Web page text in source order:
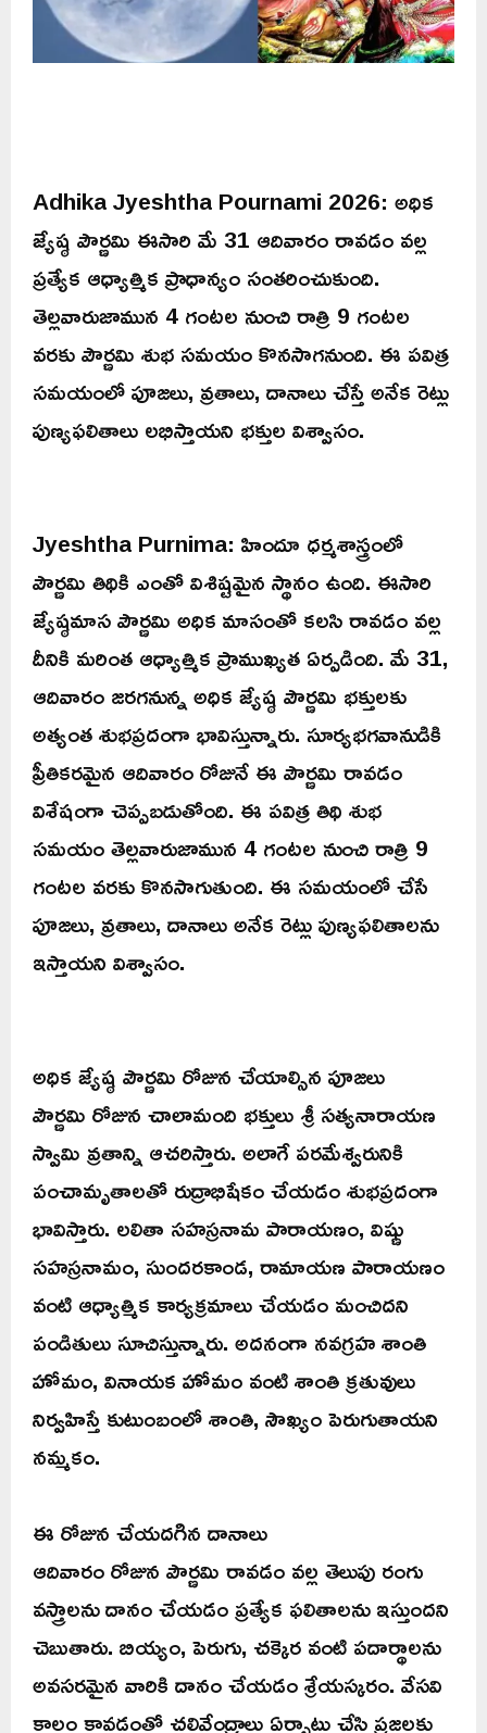
Adhika Jyeshtha Pournami 2026: అధిక
జ్యేష్ఠ పౌర్ణమి ఈసారి మే 31 ఆదివారం రావడం వల్ల
ప్రత్యేక ఆధ్యాత్మిక ప్రాధాన్యం సంతరించుకుంది.
తెల్లవారుజామున 4 గంటల నుంచి రాత్రి 9 గంటల
వరకు పౌర్ణమి శుభ సమయం కొనసాగనుంది. ఈ పవిత్ర
సమయంలో పూజలు, వ్రతాలు, దానాలు చేస్తే అనేక రెట్లు
పుణ్యఫలితాలు లభిస్తాయని భక్తుల విశ్వాసం.
Jyeshtha Purnima: హిందూ ధర్మశాస్త్రంలో
పౌర్ణమి తిథికి ఎంతో విశిష్టమైన స్థానం ఉంది. ఈసారి
జ్యేష్ఠమాస పౌర్ణమి అధిక మాసంతో కలసి రావడం వల్ల
దీనికి మరింత ఆధ్యాత్మిక ప్రాముఖ్యత ఏర్పడింది. మే 31,
ఆదివారం జరగనున్న అధిక జ్యేష్ఠ పౌర్ణమి భక్తులకు
అత్యంత శుభప్రదంగా భావిస్తున్నారు. సూర్యభగవానుడికి
ప్రీతికరమైన ఆదివారం రోజునే ఈ పౌర్ణమి రావడం
విశేషంగా చెప్పబడుతోంది. ఈ పవిత్ర తిథి శుభ
సమయం తెల్లవారుజామున 4 గంటల నుంచి రాత్రి 9
గంటల వరకు కొనసాగుతుంది. ఈ సమయంలో చేసే
పూజలు, వ్రతాలు, దానాలు అనేక రెట్లు పుణ్యఫలితాలను
ఇస్తాయని విశ్వాసం.
అధిక జ్యేష్ఠ పౌర్ణమి రోజున చేయాల్సిన పూజలు
పౌర్ణమి రోజున చాలామంది భక్తులు శ్రీ సత్యనారాయణ
స్వామి వ్రతాన్ని ఆచరిస్తారు. అలాగే పరమేశ్వరునికి
పంచామృతాలతో రుద్రాభిషేకం చేయడం శుభప్రదంగా
భావిస్తారు. లలితా సహస్రనామ పారాయణం, విష్ణు
సహస్రనామం, సుందరకాండ, రామాయణ పారాయణం
వంటి ఆధ్యాత్మిక కార్యక్రమాలు చేయడం మంచిదని
పండితులు సూచిస్తున్నారు. అదనంగా నవగ్రహ శాంతి
హోమం, వినాయక హోమం వంటి శాంతి క్రతువులు
నిర్వహిస్తే కుటుంబంలో శాంతి, సౌఖ్యం పెరుగుతాయని
నమ్మకం.
ఈ రోజున చేయదగిన దానాలు
ఆదివారం రోజున పౌర్ణమి రావడం వల్ల తెలుపు రంగు
వస్త్రాలను దానం చేయడం ప్రత్యేక ఫలితాలను ఇస్తుందని
చెబుతారు. బియ్యం, పెరుగు, చక్కెర వంటి పదార్థాలను
అవసరమైన వారికి దానం చేయడం శ్రేయస్కరం. వేసవి
కాలం కావడంతో చలివేంద్రాలు ఏర్పాటు చేసి ప్రజలకు